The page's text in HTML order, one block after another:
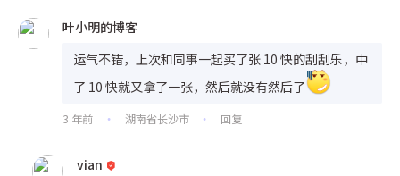
叶小明的博客
运气不错，上次和同事一起买了张 10 快的刮刮乐，中
了 10 快就又拿了一张，然后就没有然后了
3 年前 • 湖南省长沙市 • 回复
vian